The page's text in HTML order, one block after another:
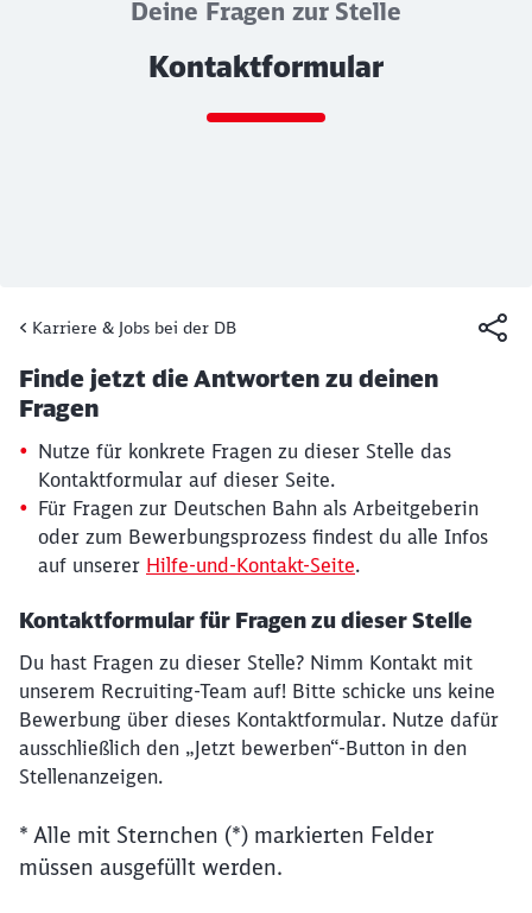
Deine Fragen zur Stelle
Kontaktformular
Ende des Sliders
Karriere & Jobs bei der DB
19. März 2026, 15:30 Uhr
Artikel:
Kontaktformular
Finde jetzt die Antworten zu deinen
Fragen
Nutze für konkrete Fragen zu dieser Stelle das
Kontaktformular auf dieser Seite.
Für Fragen zur Deutschen Bahn als Arbeitgeberin
oder zum Bewerbungsprozess findest du alle Infos
auf unserer Hilfe-und-Kontakt-Seite.
Kontaktformular für Fragen zu dieser Stelle
Du hast Fragen zu dieser Stelle? Nimm Kontakt mit
unserem Recruiting-Team auf! Bitte schicke uns keine
Bewerbung über dieses Kontaktformular. Nutze dafür
ausschließlich den „Jetzt bewerben“-Button in den
Stellenanzeigen.
* Alle mit Sternchen (*) markierten Felder
müssen ausgefüllt werden.